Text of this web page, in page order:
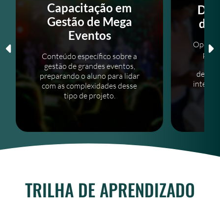
Capacitação em
Gestão de Mega
Eventos
Conteúdo específico sobre a
gestão de grandes eventos,
preparando o aluno para lidar
com as complexidades desse
tipo de projeto.
de
TRILHA DE APRENDIZADO